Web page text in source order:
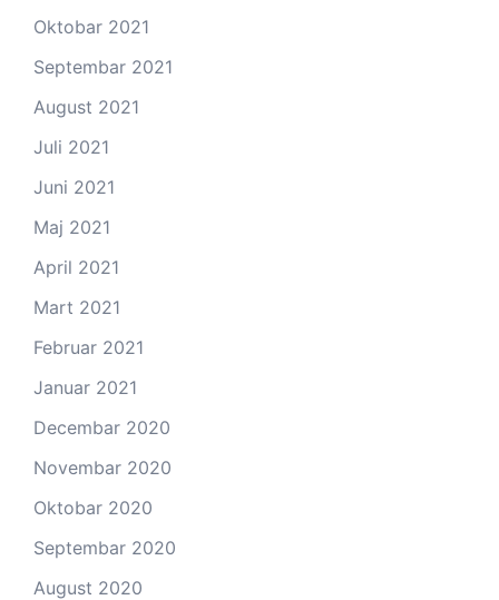
Oktobar 2021
Septembar 2021
August 2021
Juli 2021
Juni 2021
Maj 2021
April 2021
Mart 2021
Februar 2021
Januar 2021
Decembar 2020
Novembar 2020
Oktobar 2020
Septembar 2020
August 2020